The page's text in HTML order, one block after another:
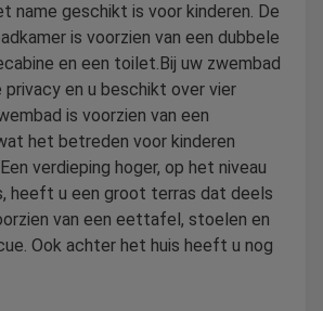
name geschikt is voor kinderen. De
is voorzien van een dubbele
en een toilet.Bij uw zwembad
en u beschikt over vier
is voorzien van een
het betreden voor kinderen
verdieping hoger, op het niveau
heeft u een groot terras dat deels
van een eettafel, stoelen en
Ook achter het huis heeft u nog